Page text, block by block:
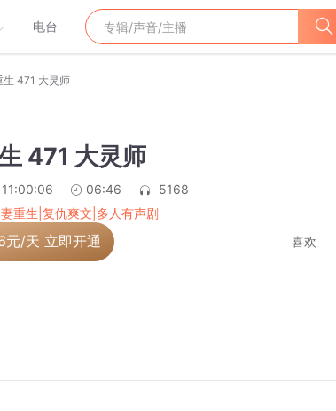
电台
生 471 大灵师
471 大灵师
06:46
5168
妻重生|复仇爽文|多人有声剧
元/天 立即开通 喜欢